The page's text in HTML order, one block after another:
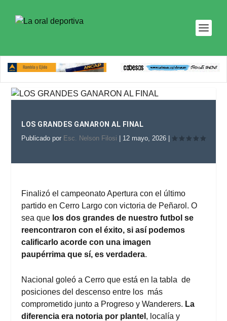
LOS GRANDES GANARON AL FINAL
Publicado por Esc. Nelson Filosi 12 mayo, 2026
Finalizó el campeonato Apertura con el último
partido en Cerro Largo con victoria de Peñarol. O
sea que los dos grandes de nuestro futbol se
reencontraron con el éxito, si así podemos
calificarlo acorde con una imagen
paupérrima que sí, es verdadera.
Nacional goleó a Cerro que está en la tabla de
posiciones del descenso entre los más
comprometido junto a Progreso y Wanderers. La
diferencia era notoria por plantel , localía y